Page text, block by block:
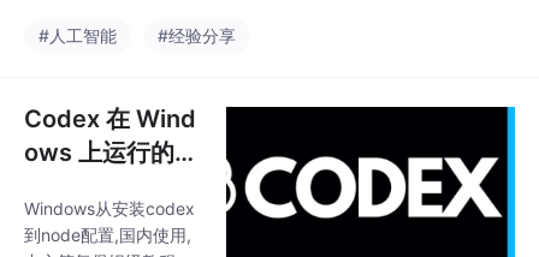
#人工智能 #经验分享
Codex 在 Wind
ows 上运行的保
Windows从安装codex
到node配置,国内使用,